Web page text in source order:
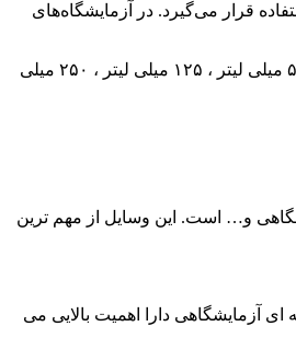
قرار می‌گیرد. در آزمایشگاه‌های
ارلن در اندازه‌های مختلف و متناسب با نیازهای گوناگون تولید می‌شوند. شما به عنوان یک کاربر آزمایشگاهی و بسته به مقدار محلول مورد نظر خود، می‌توانید از ارلن ۵۰ میلی لیتر ، ۱۲۵ میلی لیتر ، ۲۵۰ میلی
و… است. این وسایل از مهم ترین
آزمایشگاهی دارا اهمیت بالایی می